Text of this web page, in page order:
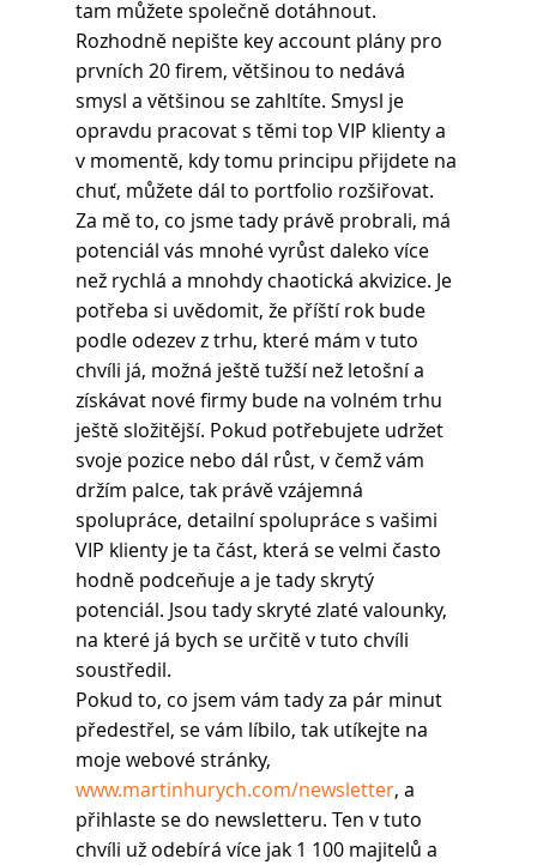
tam můžete společně dotáhnout.
Rozhodně nepište key account plány pro
prvních 20 firem, většinou to nedává
smysl a většinou se zahltíte. Smysl je
opravdu pracovat s těmi top VIP klienty a
v momentě, kdy tomu principu přijdete na
chuť, můžete dál to portfolio rozšiřovat.
Za mě to, co jsme tady právě probrali, má
potenciál vás mnohé vyrůst daleko více
než rychlá a mnohdy chaotická akvizice. Je
potřeba si uvědomit, že příští rok bude
podle odezev z trhu, které mám v tuto
chvíli já, možná ještě tužší než letošní a
získávat nové firmy bude na volném trhu
ještě složitější. Pokud potřebujete udržet
svoje pozice nebo dál růst, v čemž vám
držím palce, tak právě vzájemná
spolupráce, detailní spolupráce s vašimi
VIP klienty je ta část, která se velmi často
hodně podceňuje a je tady skrytý
potenciál. Jsou tady skryté zlaté valounky,
na které já bych se určitě v tuto chvíli
soustředil.
Pokud to, co jsem vám tady za pár minut
předestřel, se vám líbilo, tak utíkejte na
moje webové stránky,
www.martinhurych.com/newsletter, a
přihlaste se do newsletteru. Ten v tuto
chvíli už odebírá více jak 1 100 majitelů a